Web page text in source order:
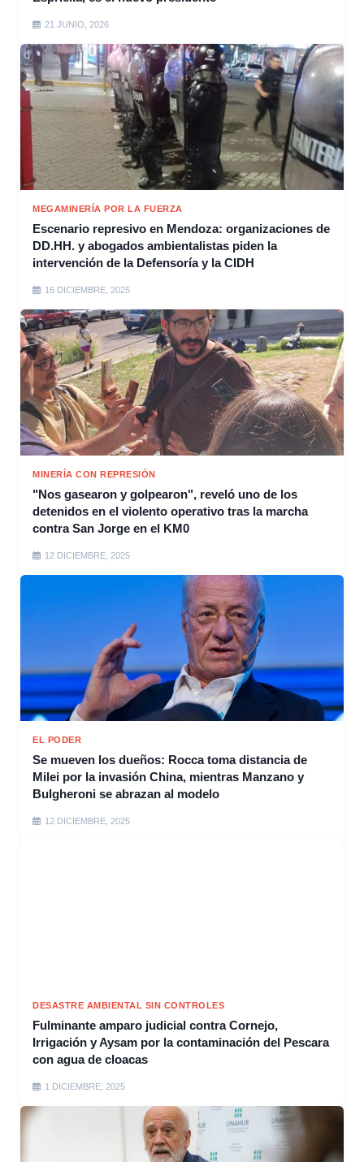
21 JUNIO, 2026
MEGAMINERÍA POR LA FUERZA
Escenario represivo en Mendoza: organizaciones de
DD.HH. y abogados ambientalistas piden la
intervención de la Defensoría y la CIDH
16 DICIEMBRE, 2025
MINERÍA CON REPRESIÓN
"Nos gasearon y golpearon", reveló uno de los
detenidos en el violento operativo tras la marcha
contra San Jorge en el KM0
12 DICIEMBRE, 2025
EL PODER
Se mueven los dueños: Rocca toma distancia de
Milei por la invasión China, mientras Manzano y
Bulgheroni se abrazan al modelo
12 DICIEMBRE, 2025
DESASTRE AMBIENTAL SIN CONTROLES
Fulminante amparo judicial contra Cornejo,
Irrigación y Aysam por la contaminación del Pescara
con agua de cloacas
1 DICIEMBRE, 2025